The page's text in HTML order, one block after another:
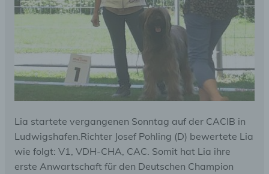
Lia startete vergangenen Sonntag auf der CACIB in
Ludwigshafen.Richter Josef Pohling (D) bewertete Lia
wie folgt: V1, VDH-CHA, CAC. Somit hat Lia ihre
erste Anwartschaft für den Deutschen Champion